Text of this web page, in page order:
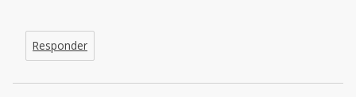
Responder